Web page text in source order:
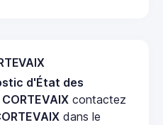
d'État des
contactez
dans le